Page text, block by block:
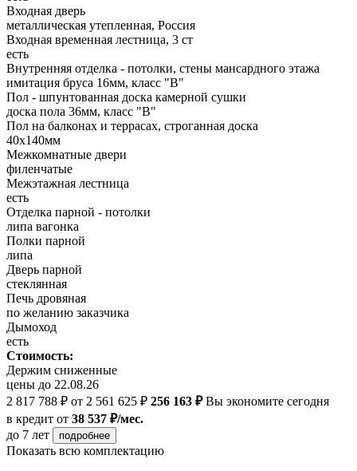
Входная дверь
металлическая утепленная, Россия
Входная временная лестница, 3 ст
есть
Внутренняя отделка - потолки, стены мансардного этажа
имитация бруса 16мм, класс "В"
Пол - шпунтованная доска камерной сушки
доска пола 36мм, класс "B"
Пол на балконах и террасах, строганная доска
40х140мм
Межкомнатные двери
филенчатые
Межэтажная лестница
есть
Отделка парной - потолки
липа вагонка
Полки парной
липа
Дверь парной
стеклянная
Печь дровяная
по желанию заказчика
Дымоход
есть
Стоимость:
Держим сниженные
цены до 22.08.26
2 817 788 ₽ от 2 561 625 ₽ 256 163 ₽Вы экономите сегодня
в кредит от 38 537 ₽/мес.
до 7 лет
подробнее
Показать всю комплектацию